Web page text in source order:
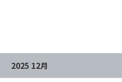
2025 12月